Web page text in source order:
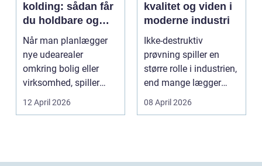
kolding: sådan får
du holdbare og
flotte udearealer
Når man planlægger
nye udearealer
omkring bolig eller
virksomhed, spiller
belægningen en helt
centra...
12 April 2026
kvalitet og viden i
moderne industri
Ikke-destruktiv
prøvning spiller en
større rolle i industrien,
end mange lægger
mærke til i hverdage...
08 April 2026